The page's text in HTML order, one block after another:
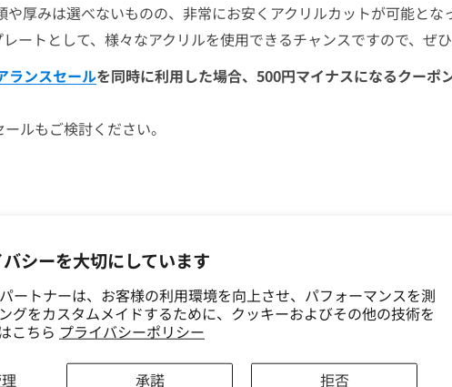
シーを大切にしています
ートナーは、お客様の利用環境を向上させ、パフォーマンスを測
グをカスタムメイドするために、クッキーおよびその他の技術を
こちら プライバシーポリシー
承諾 拒否
や厚みは選べないものの、非常にお安くアクリルカットが可能とな
ートとして、様々なアクリルを使用できるチャンスですので、ぜひ
ランスセールを同時に利用した場合、500円マイナスになるクーポ
ルもご検討ください。